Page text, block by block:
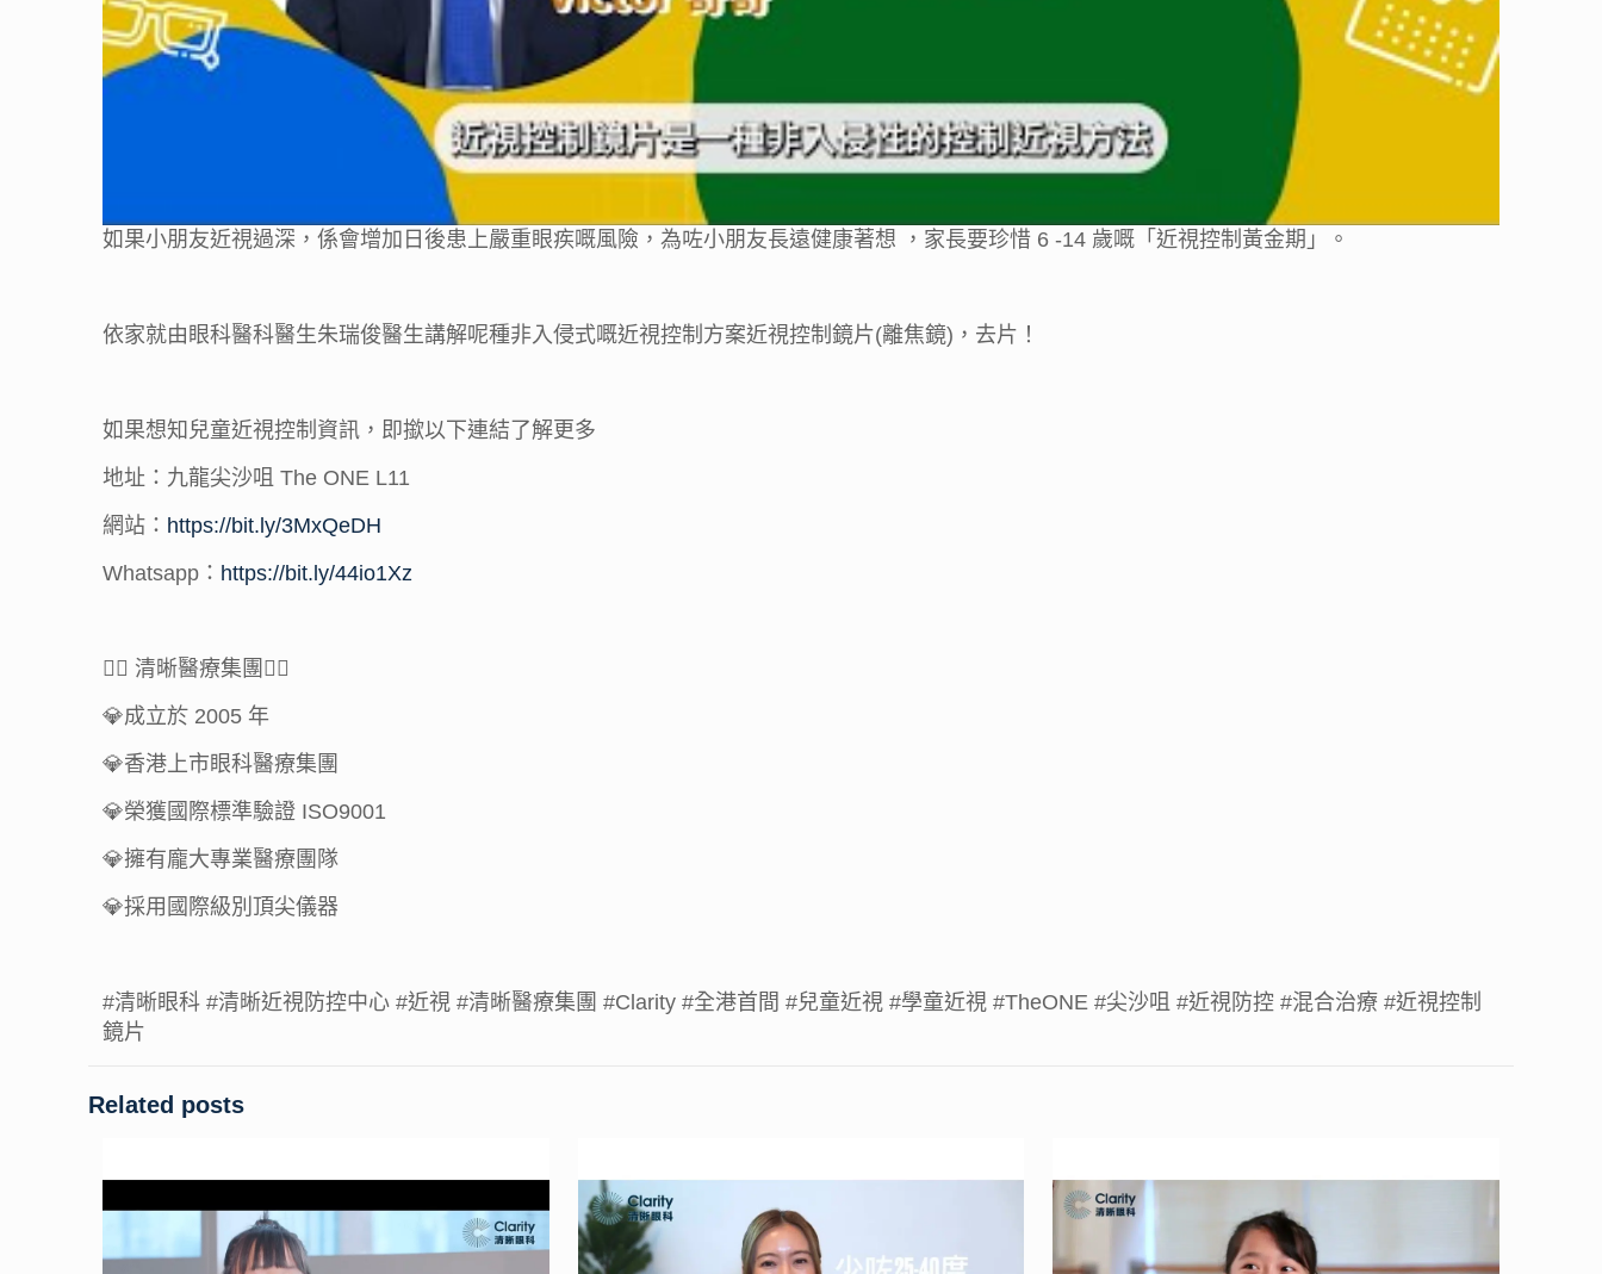
如果小朋友近視過深，係會增加日後患上嚴重眼疾嘅風險，為咗小朋友長遠健康著想 ，家長要珍惜 6 -14 歲嘅「近視控制黃金期」。
依家就由眼科醫科醫生朱瑞俊醫生講解呢種非入侵式嘅近視控制方案近視控制鏡片(離焦鏡)，去片！
如果想知兒童近視控制資訊，即撳以下連結了解更多
地址：九龍尖沙咀 The ONE L11
網站： https://bit.ly/3MxQeDH
Whatsapp： https://bit.ly/44io1Xz
👩‍⚕️ 清晰醫療集團👨‍⚕️
💎成立於 2005 年
💎香港上市眼科醫療集團
💎榮獲國際標準驗證 ISO9001
💎擁有龐大專業醫療團隊
💎採用國際級別頂尖儀器
#清晰眼科 #清晰近視防控中心 #近視 #清晰醫療集團 #Clarity #全港首間 #兒童近視 #學童近視 #TheONE #尖沙咀 #近視防控 #混合治療 #近視控制
鏡片
Related posts